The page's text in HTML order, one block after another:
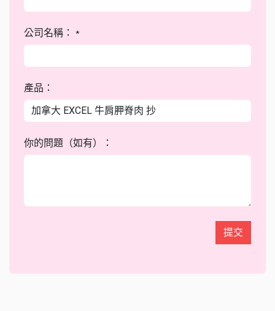
公司名稱： *
產品：
你的問題（如有）：
提交